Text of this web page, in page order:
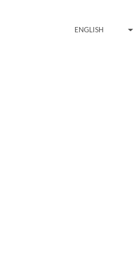
ENGLISH